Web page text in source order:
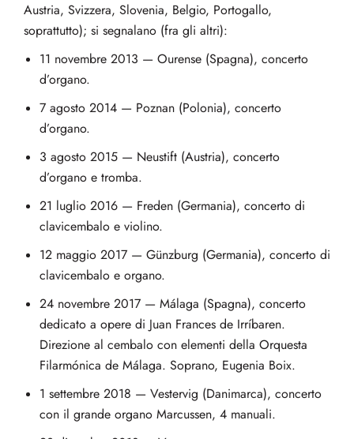
Austria, Svizzera, Slovenia, Belgio, Portogallo,
soprattutto); si segnalano (fra gli altri):
11 novembre 2013 — Ourense (Spagna), concerto
d’organo.
7 agosto 2014 — Poznan (Polonia), concerto
d’organo.
3 agosto 2015 — Neustift (Austria), concerto
d’organo e tromba.
21 luglio 2016 — Freden (Germania), concerto di
clavicembalo e violino.
12 maggio 2017 — Günzburg (Germania), concerto di
clavicembalo e organo.
24 novembre 2017 — Málaga (Spagna), concerto
dedicato a opere di Juan Frances de Irríbaren.
Direzione al cembalo con elementi della Orquesta
Filarmónica de Málaga. Soprano, Eugenia Boix.
1 settembre 2018 — Vestervig (Danimarca), concerto
con il grande organo Marcussen, 4 manuali.